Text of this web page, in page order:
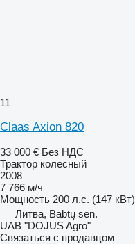
11
Claas Axion 820
33 000 € Без НДС
Трактор колесный
2008
7 766 м/ч
Мощность 200 л.с. (147 кВт)
Литва, Babtų sen.
UAB "DOJUS Agro"
Связаться с продавцом